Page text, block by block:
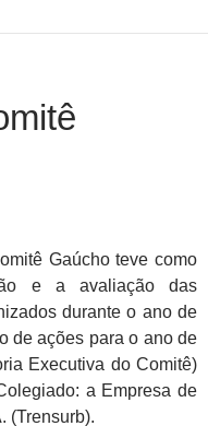
Gaúcho teve como
e a avaliação das
durante o ano de
de ações para o ano de
Executiva do Comitê)
a Empresa de
(Trensurb).